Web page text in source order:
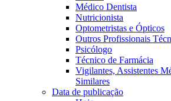
Médico Dentista
Nutricionista
Optometristas e Ópticos
Outros Profissionais
Psicólogo
Técnico de Farmácia
Vigilantes, Assistentes
Similares
Data de publicação